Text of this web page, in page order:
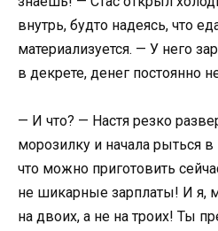
внутрь, будто надеясь, что
материализуется. — У него
в декрете, денег постоянно
— И что? — Настя резко
морозилку и начала рыться в
что можно приготовить
не шикарные зарплаты! И я,
на двоих, а не на троих! Ты